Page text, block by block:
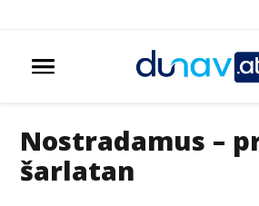
Nostradamus –
šarlatan